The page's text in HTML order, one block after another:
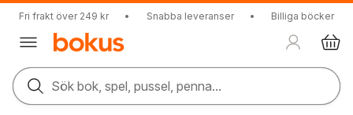
Fri frakt över 249 kr • Snabba leveranser • Billiga böcker
Sök bok, spel, pussel, penna...